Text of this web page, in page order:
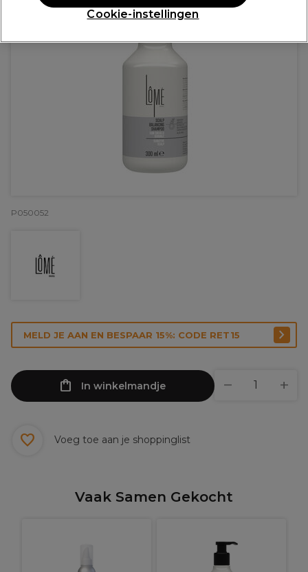
P050052
MELD JE AAN EN BESPAAR 15%: CODE RET15
In winkelmandje
Voeg toe aan je shoppinglist
Vaak Samen Gekocht
Cookie-instellingen